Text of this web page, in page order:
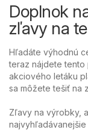
Doplnok
zľavy na
Hľadáte výhodnú
teraz nájdete
akciového letáku
sa môžete tešiť na
Zľavy na výrobky,
najvyhľadávanejšie